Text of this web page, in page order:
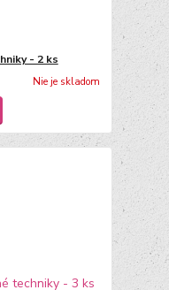
- 2 ks
Nie je skladom